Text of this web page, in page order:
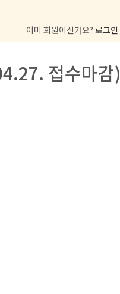
이미 회원이신가요? 로그인
접수마감)